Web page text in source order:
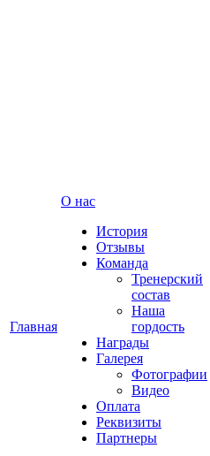
Главная
О нас
История
Отзывы
Команда
Тренерский
состав
Наша
гордость
Награды
Галерея
Фотографии
Видео
Оплата
Реквизиты
Партнеры